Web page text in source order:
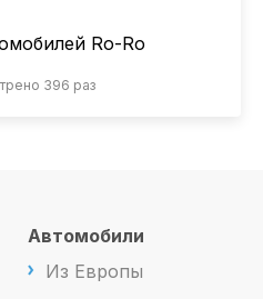
Ro-Ro
396 раз
Автомобили
Из Европы